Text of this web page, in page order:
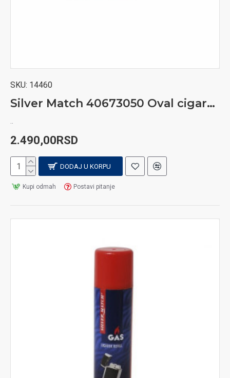
SKU: 14460
Silver Match 40673050 Oval cigaret rezač
2.490,00RSD
DODAJ U KORPU
Kupi odmah Postavi pitanje